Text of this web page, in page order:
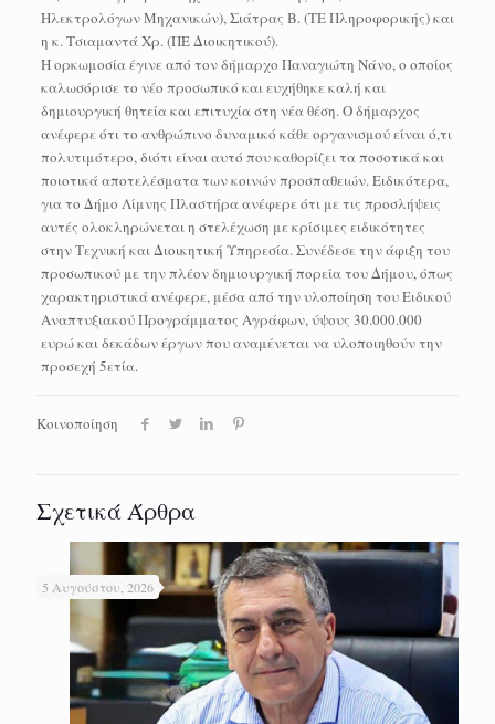
Ηλεκτρολόγων Μηχανικών), Σιάτρας Β. (ΤΕ Πληροφορικής) και
η κ. Τσιαμαντά Χρ. (ΠΕ Διοικητικού).
Η ορκωμοσία έγινε από τον δήμαρχο Παναγιώτη Νάνο, ο οποίος
καλωσόρισε το νέο προσωπικό και ευχήθηκε καλή και
δημιουργική θητεία και επιτυχία στη νέα θέση. Ο δήμαρχος
ανέφερε ότι το ανθρώπινο δυναμικό κάθε οργανισμού είναι ό,τι
πολυτιμότερο, διότι είναι αυτό που καθορίζει τα ποσοτικά και
ποιοτικά αποτελέσματα των κοινών προσπαθειών. Ειδικότερα,
για το Δήμο Λίμνης Πλαστήρα ανέφερε ότι με τις προσλήψεις
αυτές ολοκληρώνεται η στελέχωση με κρίσιμες ειδικότητες
στην Τεχνική και Διοικητική Υπηρεσία. Συνέδεσε την άφιξη του
προσωπικού με την πλέον δημιουργική πορεία του Δήμου, όπως
χαρακτηριστικά ανέφερε, μέσα από την υλοποίηση του Ειδικού
Αναπτυξιακού Προγράμματος Αγράφων, ύψους 30.000.000
ευρώ και δεκάδων έργων που αναμένεται να υλοποιηθούν την
προσεχή 5ετία.
Κοινοποίηση
Σχετικά Άρθρα
5 Αυγούστου, 2026